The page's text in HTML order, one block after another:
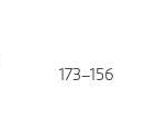
173–156